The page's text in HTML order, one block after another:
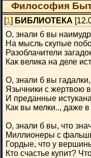
Философия
[1] БИБЛИОТЕКА
О, знали б вы
На мысль скупые
Разоблачители
Как велика на деле
О, знали б вы
Язычники с жертвою
И преданные
Как вы мелки.., даже
О, знали б вы, что
Миллионеры с
Гордые, что у
Кто счастье купит?